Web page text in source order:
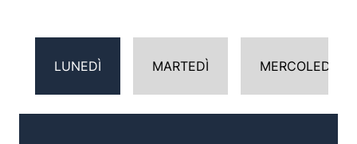
LUNEDÌ MARTEDÌ MERCOLEDÌ